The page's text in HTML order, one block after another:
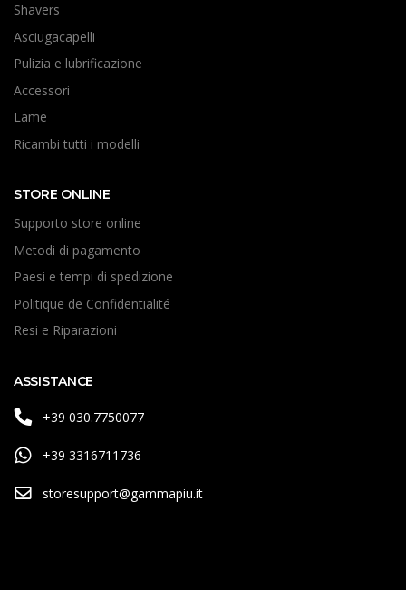
Shavers
Asciugacapelli
Pulizia e lubrificazione
Accessori
Lame
Ricambi tutti i modelli
STORE ONLINE
Supporto store online
Metodi di pagamento
Paesi e tempi di spedizione
Politique de Confidentialité
Resi e Riparazioni
ASSISTANCE
+39 030.7750077
+39 3316711736
storesupport@gammapiu.it